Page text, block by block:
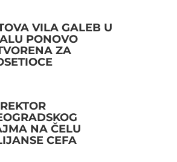
VILA GALEB U
PONOVO
ZA
NA ČELU
CEFA